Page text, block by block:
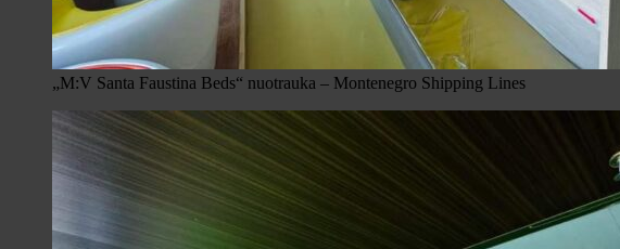
„M:V Santa Faustina Beds“ nuotrauka – Montenegro Shipping Lines